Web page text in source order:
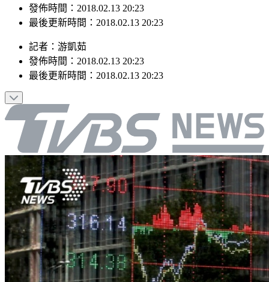
發佈時間：2018.02.13 20:23
最後更新時間：2018.02.13 20:23
記者 ： 游凱茹
發佈時間： 2018.02.13 20:23
最後更新時間： 2018.02.13 20:23